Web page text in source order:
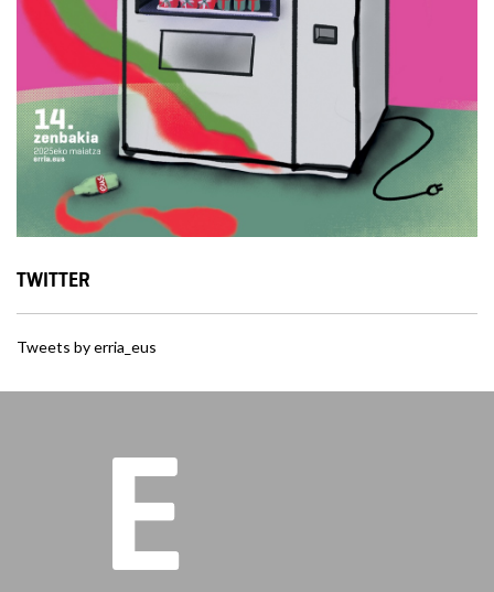
TWITTER
Tweets by erria_eus